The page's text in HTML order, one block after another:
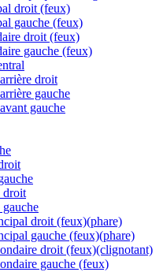
droit (feux)
gauche (feux)
droit (feux)
gauche (feux)
droit
gauche
gauche
droit
droit (feux)(phare)
gauche (feux)(phare)
droit (feux)(clignotant)
gauche (feux)